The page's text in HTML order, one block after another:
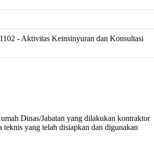
- Aktivitas Keinsinyuran dan Konsultasi
Dinas/Jabatan yang dilakukan kontraktor
teknis yang telah disiapkan dan digunakan